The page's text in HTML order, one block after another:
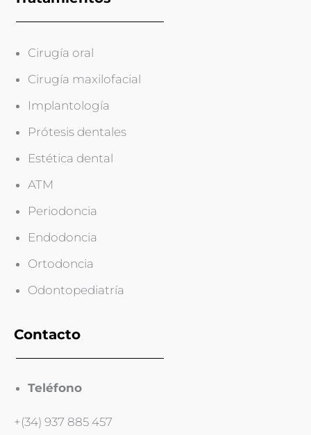
Cirugía oral
Cirugía maxilofacial
Implantología
Prótesis dentales
Estética dental
ATM
Periodoncia
Endodoncia
Ortodoncia
Odontopediatría
Contacto
Teléfono
+(34) 937 885 457